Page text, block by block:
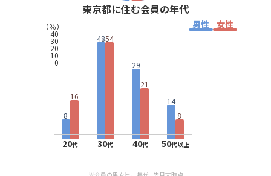
東京都に住む会員の年代
男性 女性
（％）
40
30
20
10
0
8
16
20代
4854
30代
29
21
40代
14
8
50代以上